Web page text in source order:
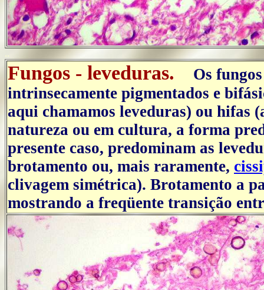
Fungos - leveduras.
Os
intrinsecamente pigmentados e
aqui chamamos leveduras) ou hifas
natureza ou em cultura, a forma
presente caso, predominam as
brotamento ou, mais raramente,
clivagem simétrica). Brotamento a
mostrando a freqüente transição